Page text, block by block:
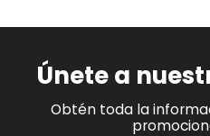
Únete a
Obtén toda la